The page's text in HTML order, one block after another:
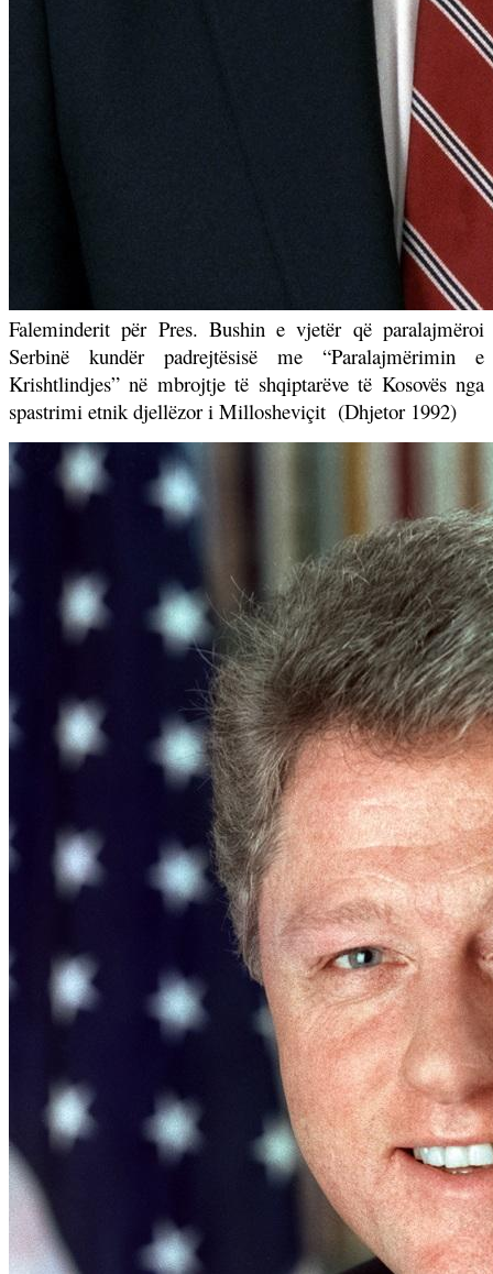
Faleminderit për Pres. Bushin e vjetër që paralajmëroi
Serbinë kundër padrejtësisë me “Paralajmërimin e
Krishtlindjes” në mbrojtje të shqiptarëve të Kosovës nga
spastrimi etnik djellëzor i Millosheviçit (Dhjetor 1992)